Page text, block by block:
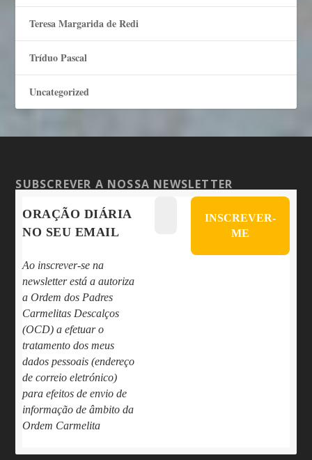
Teresa Margarida de Redi
Tríduo Pascal
Uncategorized
SUBSCREVER A NOSSA NEWSLETTER
ORAÇÃO DIÁRIA
NO SEU EMAIL
Ao inscrever-se na
newsletter está a autoriza
a Ordem dos Padres
Carmelitas Descalços
(OCD) a efetuar o
tratamento dos meus
dados pessoais (endereço
de correio eletrónico)
para efeitos de envio de
informação de âmbito da
Ordem Carmelita